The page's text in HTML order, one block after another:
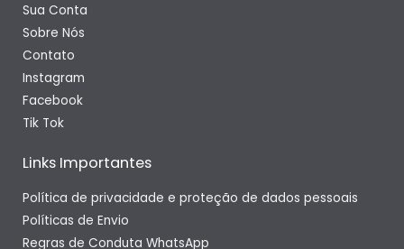
Sua Conta
Sobre Nós
Contato
Instagram
Facebook
Tik Tok
Links Importantes
Política de privacidade e proteção de dados pessoais
Políticas de Envio
Regras de Conduta WhatsApp